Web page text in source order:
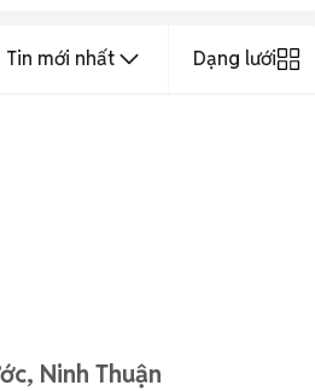
Tin mới nhất Dạng lưới
Ninh Thuận